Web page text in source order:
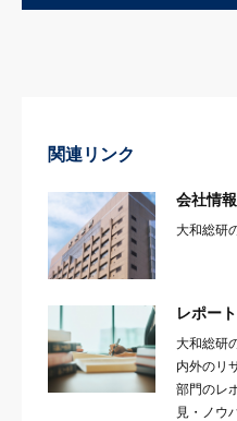
関連リンク
会社情報
大和総研
レポー
大和総研
内外のリ
部門のレ
見・ノウ